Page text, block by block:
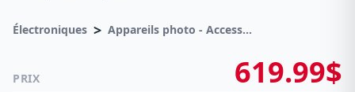
Électroniques > Appareils photo - Accessoires Diverses
PRIX 619.99$